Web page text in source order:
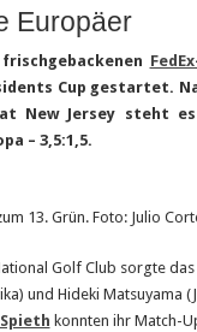
Europäer
Cup gestartet.
New Jersey steht
– 3,5:1,5.
13. Grün. Foto: Julio
Golf Club sorgte das
und Hideki Matsuyama
konnten ihr Match-